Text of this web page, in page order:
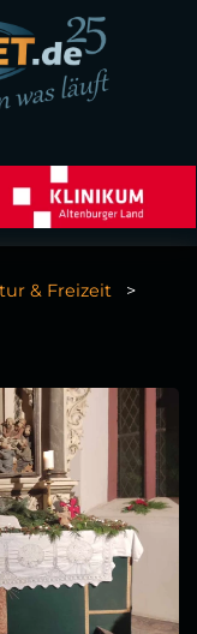
& Freizeit